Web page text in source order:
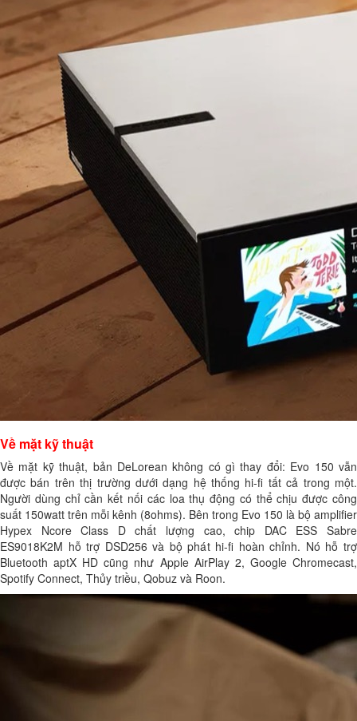
Về mặt kỹ thuật
Về mặt kỹ thuật, bản DeLorean không có gì thay đổi: Evo 150 vẫn
được bán trên thị trường dưới dạng hệ thống hi-fi tất cả trong một.
Người dùng chỉ cần kết nối các loa thụ động có thể chịu được công
suất 150watt trên mỗi kênh (8ohms). Bên trong Evo 150 là bộ amplifier
Hypex Ncore Class D chất lượng cao, chip DAC ESS Sabre
ES9018K2M hỗ trợ DSD256 và bộ phát hi-fi hoàn chỉnh. Nó hỗ trợ
Bluetooth aptX HD cũng như Apple AirPlay 2, Google Chromecast,
Spotify Connect, Thủy triều, Qobuz và Roon.